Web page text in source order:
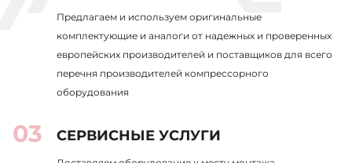
Предлагаем и используем оригинальные
комплектующие и аналоги от надежных и проверенных
европейских производителей и поставщиков для всего
перечня производителей компрессорного
оборудования
СЕРВИСНЫЕ УСЛУГИ